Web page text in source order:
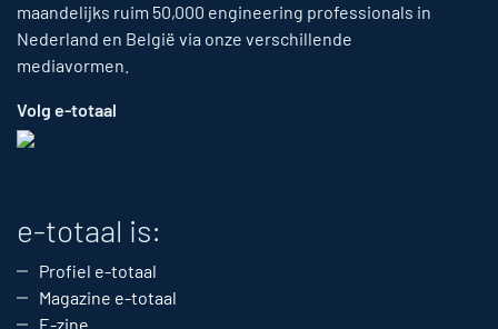
maandelijks ruim 50,000 engineering professionals in
Nederland en België via onze verschillende
mediavormen.
Volg e-totaal
e-totaal is:
Profiel e-totaal
Magazine e-totaal
E-zine